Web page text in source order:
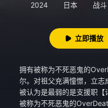
2024 日本 战斗
立即播放
拥有被称为不死恶鬼的
尔。对祖父充满憧憬，立
被认为是最弱的是支援职
被称为不死恶鬼的